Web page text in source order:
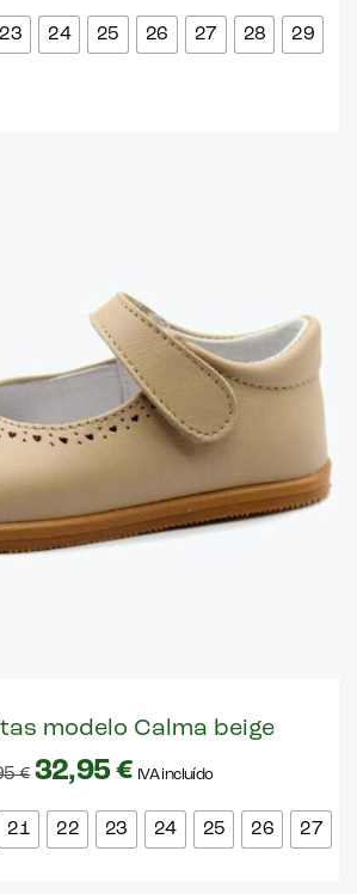
23 24 25 26 27 28 29
modelo Calma beige
€ 32,95€ IVA incluído
21 22 23 24 25 26 27